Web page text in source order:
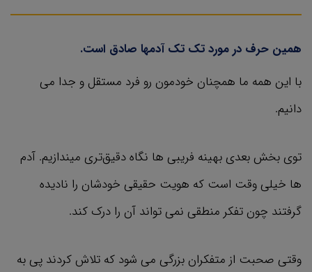
همین حرف در مورد تک تک آدمها صادق است.
با این همه ما همچنان خودمون رو فرد مستقل و جدا می
دانیم.
توی بخش بعدی بهینه فریبی ها نگاه دقیق‌تری میندازیم. آدم
ها خیلی وقت است که هویت حقیقی خودشان را نادیده
گرفتند چون تفکر منطقی نمی تواند آن را درک کند.
وقتی صحبت از متفکران بزرگی می شود که تلاش کردند پی به